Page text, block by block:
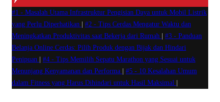
#1 - Masalah Utama Infrastruktur Pengisian Daya untuk Mobil Listrik
yang Perlu Diperhatikan
#2 - Tips Cerdas Mengatur Waktu dan
Meningkatkan Produktivitas saat Bekerja dari Rumah
#3 - Panduan
Belanja Online Cerdas: Pilih Produk dengan Bijak dan Hindari
Penipuan
#4 - Tips Memilih Sepatu Marathon yang Sesuai untuk
Menunjang Kenyamanan dan Performa
#5 - 10 Kesalahan Umum
dalam Fitness yang Harus Dihindari untuk Hasil Maksimal